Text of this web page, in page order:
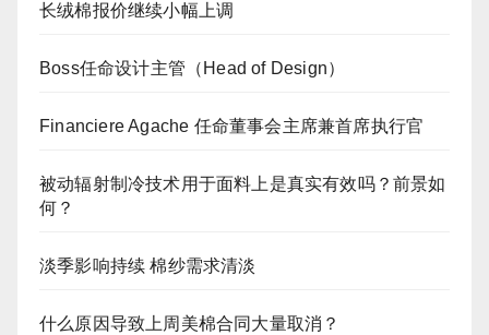
长绒棉报价继续小幅上调
Boss任命设计主管（Head of Design）
Financiere Agache 任命董事会主席兼首席执行官
被动辐射制冷技术用于面料上是真实有效吗？前景如
何？
淡季影响持续 棉纱需求清淡
什么原因导致上周美棉合同大量取消？